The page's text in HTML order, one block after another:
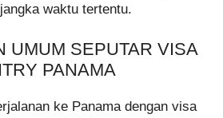
waktu tertentu.
UMUM SEPUTAR VISA
PANAMA
ke Panama dengan visa